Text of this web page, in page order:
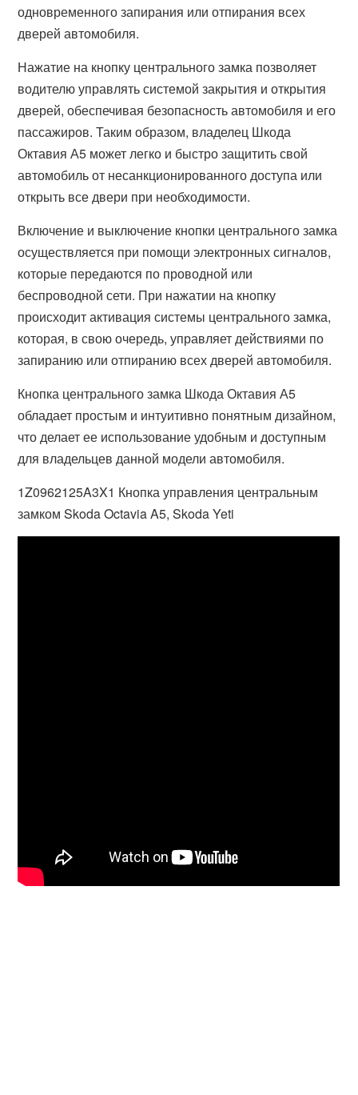
одновременного запирания или отпирания всех
дверей автомобиля.
Нажатие на кнопку центрального замка позволяет
водителю управлять системой закрытия и открытия
дверей, обеспечивая безопасность автомобиля и его
пассажиров. Таким образом, владелец Шкода
Октавия А5 может легко и быстро защитить свой
автомобиль от несанкционированного доступа или
открыть все двери при необходимости.
Включение и выключение кнопки центрального замка
осуществляется при помощи электронных сигналов,
которые передаются по проводной или
беспроводной сети. При нажатии на кнопку
происходит активация системы центрального замка,
которая, в свою очередь, управляет действиями по
запиранию или отпиранию всех дверей автомобиля.
Кнопка центрального замка Шкода Октавия А5
обладает простым и интуитивно понятным дизайном,
что делает ее использование удобным и доступным
для владельцев данной модели автомобиля.
1Z0962125A3X1 Кнопка управления центральным
замком Skoda Octavia A5, Skoda Yeti